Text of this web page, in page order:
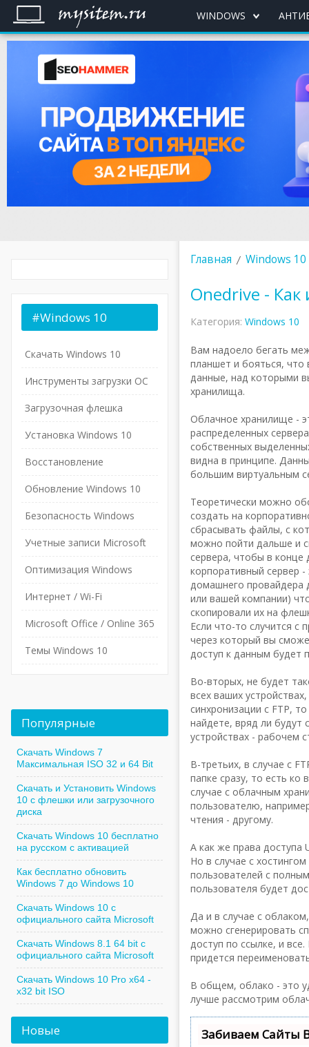
WINDOWS
Главная Windows 10
Onedrive -
Категория: Windows 10
Вам надоело бегать
планшет и бояться,
данные, над которыми
хранилища.
Облачное хранилище -
распределенных
собственных
видна в принципе.
большим виртуальным
Теоретически можно
создать на
сбрасывать файлы, с
можно пойти дальше и
сервера, чтобы в конце
корпоративный сервер
домашнего провайдера
или вашей компании)
скопировали их на
Если что-то случится с
через который вы
доступ к данным будет
Во-вторых, не будет
всех ваших
синхронизации с FTP,
найдете, вряд ли будут
устройствах - рабочем
В-третьих, в случае с
папке сразу, то есть
случае с облачным
пользователю,
чтения - другому.
А как же права доступа
Но в случае с
пользователей с
пользователя будет
Да и в случае с
можно сгенерировать
доступ по ссылке, и
придется
В общем, облако - это
лучше рассмотрим
Забиваем Сайты
#Windows 10
Скачать Windows 10
Инструменты загрузки ОС
Загрузочная флешка
Установка Windows 10
Восстановление
Обновление Windows 10
Безопасность Windows
Учетные записи Microsoft
Оптимизация Windows
Интернет / Wi-Fi
Microsoft Office / Online 365
Темы Windows 10
Популярные
Скачать Windows 7
Максимальная ISO 32 и 64 Bit
Скачать и Установить Windows
10 с флешки или загрузочного
диска
Скачать Windows 10 бесплатно
на русском с активацией
Как бесплатно обновить
Windows 7 до Windows 10
Скачать Windows 10 с
официального сайта Microsoft
Скачать Windows 8.1 64 bit с
официального сайта Microsoft
Скачать Windows 10 Pro x64 -
x32 bit ISO
Новые